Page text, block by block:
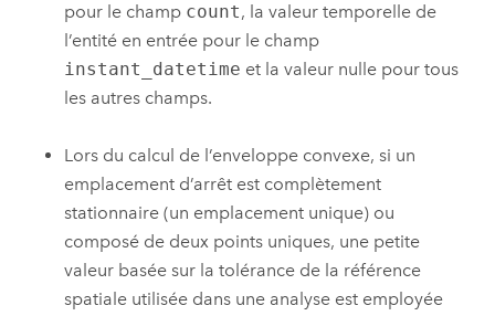
pour le champ count, la valeur temporelle de
l’entité en entrée pour le champ
instant_datetime et la valeur nulle pour tous
les autres champs.
Lors du calcul de l’enveloppe convexe, si un
emplacement d’arrêt est complètement
stationnaire (un emplacement unique) ou
composé de deux points uniques, une petite
valeur basée sur la tolérance de la référence
spatiale utilisée dans une analyse est employée